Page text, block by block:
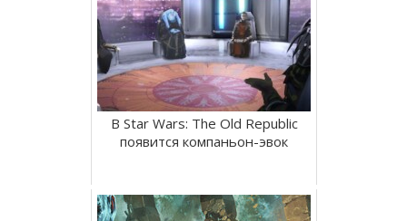
В Star Wars: The Old Republic
появится компаньон-эвок